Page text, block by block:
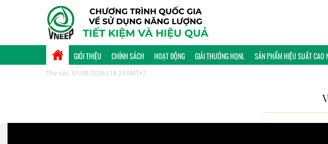
GIỚI THIỆU CHÍNH SÁCH HOẠT ĐỘNG GIẢI THƯỞNG HQNL SẢN PHẨM HIỆU SUẤT CAO
Thứ sáu, 07/08/2026 | 18:23 GMT+7